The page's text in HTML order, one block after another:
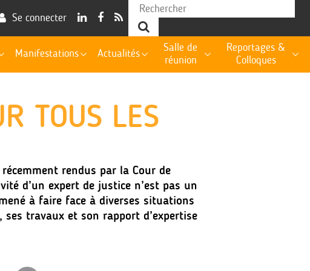
Se connecter
Manifestations Actualités
Salle de
réunion
Reportages &
Colloques
TOUS LES
rendus par la Cour de
d’un expert de justice n’est pas un
à faire face à diverses situations
travaux et son rapport d’expertise